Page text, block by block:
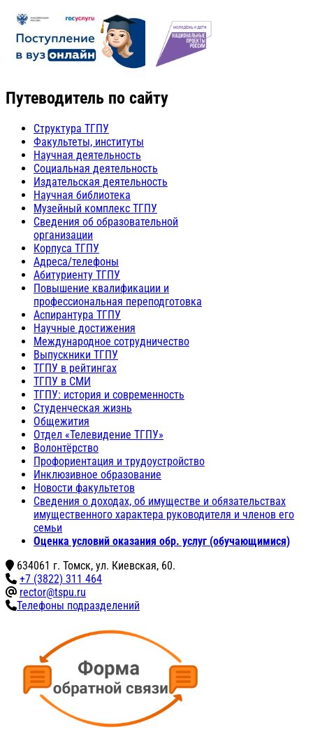
Путеводитель по сайту
Структура ТГПУ
Факультеты, институты
Научная деятельность
Социальная деятельность
Издательская деятельность
Научная библиотека
Музейный комплекс ТГПУ
Сведения об образовательной
организации
Корпуса ТГПУ
Адреса/телефоны
Абитуриенту ТГПУ
Повышение квалификации и
профессиональная переподготовка
Аспирантура ТГПУ
Научные достижения
Международное сотрудничество
Выпускники ТГПУ
ТГПУ в рейтингах
ТГПУ в СМИ
ТГПУ: история и современность
Студенческая жизнь
Общежития
Отдел «Телевидение ТГПУ»
Волонтёрство
Профориентация и трудоустройство
Инклюзивное образование
Новости факультетов
Сведения о доходах, об имуществе и обязательствах
имущественного характера руководителя и членов его
семьи
Оценка условий оказания обр. услуг (обучающимися)
634061 г. Томск, ул. Киевская, 60.
+7 (3822) 311 464
rector@tspu.ru
Телефоны подразделений